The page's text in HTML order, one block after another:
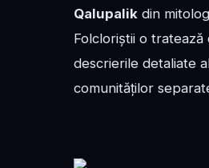
Qalupalik din
Folcloriștii o
descrierile detaliate
comunităților